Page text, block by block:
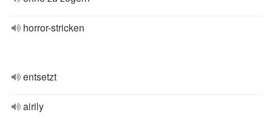
horror-stricken
entsetzt
airily